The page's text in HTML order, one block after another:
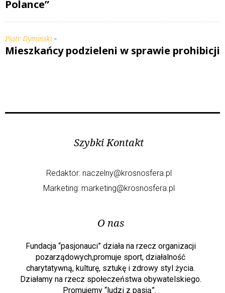
Polance”
Piotr Dymiński -
Mieszkańcy podzieleni w sprawie prohibicji
Szybki Kontakt
Redaktor: naczelny@krosnosfera.pl
Marketing: marketing@krosnosfera.pl
O nas
Fundacja “pasjonauci” działa na rzecz organizacji
pozarządowych,promuje sport, działalność
charytatywną, kulturę, sztukę i zdrowy styl życia.
Działamy na rzecz społeczeństwa obywatelskiego.
Promujemy “ludzi z pasją”.